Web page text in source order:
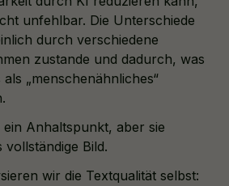
unfehlbar. Die Unterschiede
durch verschiedene
zustande und dadurch, was
„menschenähnliches“
Anhaltspunkt, aber sie
Bild.
wir die Textqualität selbst: